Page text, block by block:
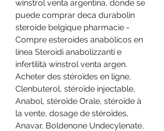
winstrol venta argentina, donde se
puede comprar deca durabolin
steroide belgique pharmacie -
Compre esteroides anabólicos en
línea Steroidi anabolizzanti e
infertilità winstrol venta argen.
Acheter des stéroïdes en ligne,
Clenbuterol, stéroïde injectable,
Anabol, stéroïde Orale, stéroïde à
la vente, dosage de stéroïdes,
Anavar, Boldenone Undecylenate,